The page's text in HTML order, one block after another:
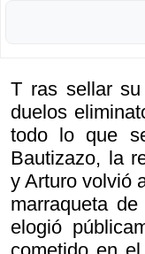
T ras sellar
duelos
todo lo que
Bautizazo, la
y Arturo volvió
marraqueta
elogió